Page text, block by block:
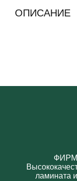
ОПИСАНИЕ
ламината